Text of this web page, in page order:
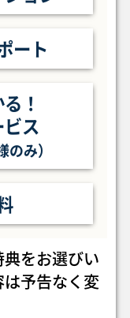
ート
！
ス
み）
をお選びい
予告なく変